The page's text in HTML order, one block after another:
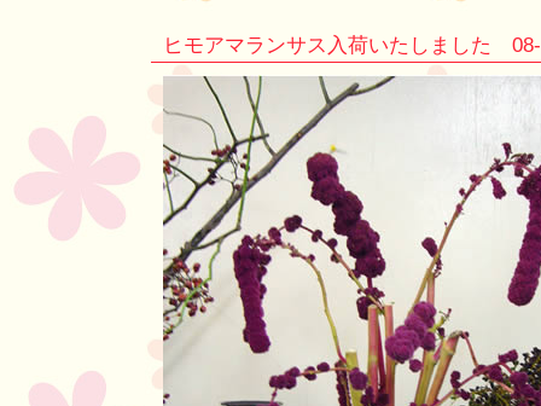
ヒモアマランサス入荷いたしました